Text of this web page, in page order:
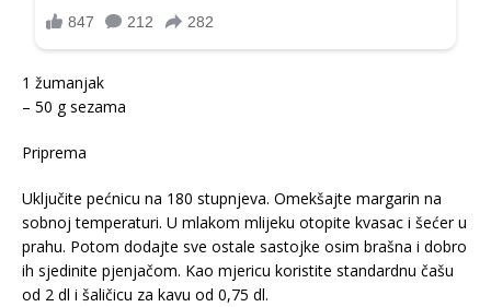
1 žumanjak
– 50 g sezama
Priprema
Uključite pećnicu na 180 stupnjeva. Omekšajte margarin na
sobnoj temperaturi. U mlakom mlijeku otopite kvasac i šećer u
prahu. Potom dodajte sve ostale sastojke osim brašna i dobro
ih sjedinite pjenjačom. Kao mjericu koristite standardnu čašu
od 2 dl i šaličicu za kavu od 0,75 dl.